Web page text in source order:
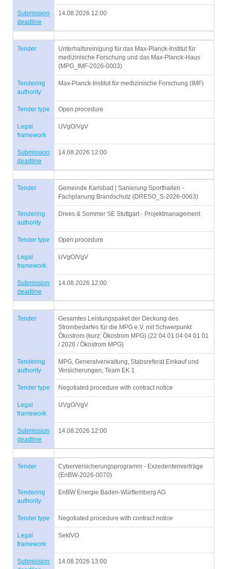
Submission
deadline
14.08.2026 12:00
Tender
Unterhaltsreinigung für das Max-Planck-Institut für
medizinische Forschung und das Max-Planck-Haus
(MPG_IMF-2026-0003)
Tendering
authority
Max-Planck-Institut für medizinische Forschung (IMF)
Tender type Open procedure
Legal
framework
UVgO/VgV
Submission
deadline
14.08.2026 12:00
Tender
Gemeinde Karlsbad | Sanierung Sporthallen -
Fachplanung Brandschutz (DRESO_S-2026-0063)
Tendering
authority
Drees & Sommer SE Stuttgart - Projektmanagement
Tender type Open procedure
Legal
framework
UVgO/VgV
Submission
deadline
14.08.2026 12:00
Tender
Gesamtes Leistungspaket der Deckung des
Strombedarfes für die MPG e.V. mit Schwerpunkt
Ökostrom (kurz: Ökostrom MPG) (22 04 01 04 04 01 01
/ 2026 / Ökostrom MPG)
Tendering
authority
MPG, Generalverwaltung, Stabsreferat Einkauf und
Versicherungen, Team EK 1
Tender type Negotiated procedure with contract notice
Legal
framework
UVgO/VgV
Submission
deadline
14.08.2026 12:00
Tender
Cyberversicherungsprogramm - Exzedentenverträge
(EnBW-2026-0070)
Tendering
authority
EnBW Energie Baden-Württemberg AG
Tender type Negotiated procedure with contract notice
Legal
framework
SektVO
Submission
14.08.2026 13:00